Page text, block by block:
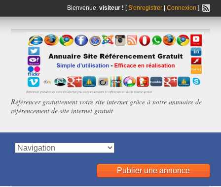
Bienvenue, visiteur ! [S'enregistrer| Connexion ]
Référencer gratuitement votre site internet grâce à notre annuaire de
référencement de site internet gratuit
Publier une annonce